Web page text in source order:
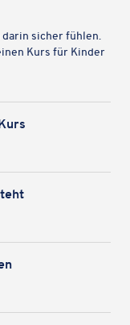
darin sicher fühlen.
Kurs für Kinder